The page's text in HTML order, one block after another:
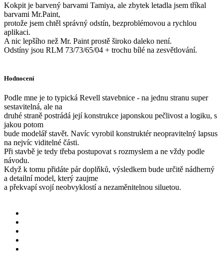
Kokpit je barvený barvami Tamiya, ale zbytek letadla jsem tříkal
barvami Mr.Paint,
protože jsem chtěl správný odstín, bezproblémovou a rychlou
aplikaci.
A nic lepšího než Mr. Paint prostě široko daleko není.
Odstíny jsou RLM 73/73/65/04 + trochu bílé na zesvětlování.
Hodnocení
Podle mne je to typická Revell stavebnice - na jednu stranu super
sestavitelná, ale na
druhé straně postrádá její konstrukce japonskou pečlivost a logiku, s
jakou potom
bude modelář stavět. Navíc vyrobil konstruktér neopravitelný lapsus
na nejvíc viditelné části.
Při stavbě je tedy třeba postupovat s rozmyslem a ne vždy podle
návodu.
Když k tomu přidáte pár doplňků, výsledkem bude určitě nádherný
a detailní model, který zaujme
a překvapí svojí neobvyklostí a nezaměnitelnou siluetou.